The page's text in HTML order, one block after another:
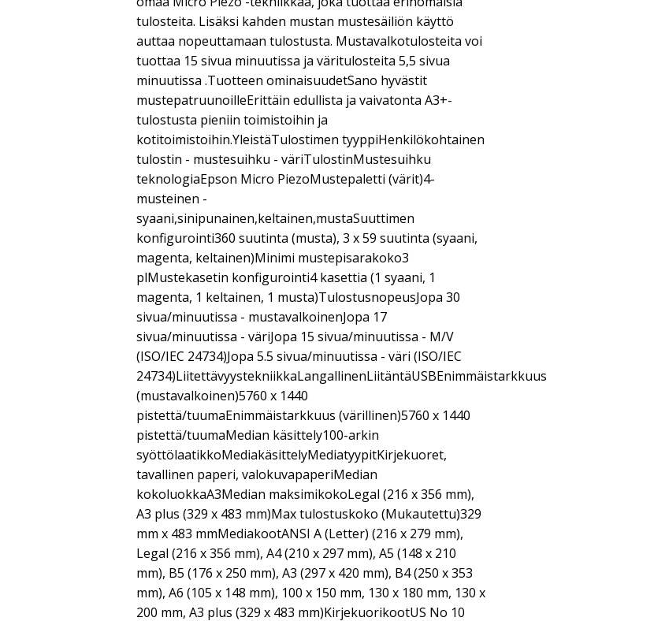
tulosteita. Lisäksi kahden mustan mustesäiliön käyttö
auttaa nopeuttamaan tulostusta. Mustavalkotulosteita voi
tuottaa 15 sivua minuutissa ja väritulosteita 5,5 sivua
minuutissa .Tuotteen ominaisuudetSano hyvästit
mustepatruunoilleErittäin edullista ja vaivatonta A3+-
tulostusta pieniin toimistoihin ja
kotitoimistoihin.YleistäTulostimen tyyppiHenkilökohtainen
tulostin - mustesuihku - väriTulostinMustesuihku
teknologiaEpson Micro PiezoMustepaletti (värit)4-
musteinen -
syaani,sinipunainen,keltainen,mustaSuuttimen
konfigurointi360 suutinta (musta), 3 x 59 suutinta (syaani,
magenta, keltainen)Minimi mustepisarakoko3
plMustekasetin konfigurointi4 kasettia (1 syaani, 1
magenta, 1 keltainen, 1 musta)TulostusnopeusJopa 30
sivua/minuutissa - mustavalkoinenJopa 17
sivua/minuutissa - väriJopa 15 sivua/minuutissa - M/V
(ISO/IEC 24734)Jopa 5.5 sivua/minuutissa - väri (ISO/IEC
24734)LiitettävyystekniikkaLangallinenLiitäntäUSBEnimmäistarkkuus
(mustavalkoinen)5760 x 1440
pistettä/tuumaEnimmäistarkkuus (värillinen)5760 x 1440
pistettä/tuumaMedian käsittely100-arkin
syöttölaatikkoMediakäsittelyMediatyypitKirjekuoret,
tavallinen paperi, valokuvapaperiMedian
kokoluokkaA3Median maksimikokoLegal (216 x 356 mm),
A3 plus (329 x 483 mm)Max tulostuskoko (Mukautettu)329
mm x 483 mmMediakootANSI A (Letter) (216 x 279 mm),
Legal (216 x 356 mm), A4 (210 x 297 mm), A5 (148 x 210
mm), B5 (176 x 250 mm), A3 (297 x 420 mm), B4 (250 x 353
mm), A6 (105 x 148 mm), 100 x 150 mm, 130 x 180 mm, 130 x
200 mm, A3 plus (329 x 483 mm)KirjekuorikootUS No 10